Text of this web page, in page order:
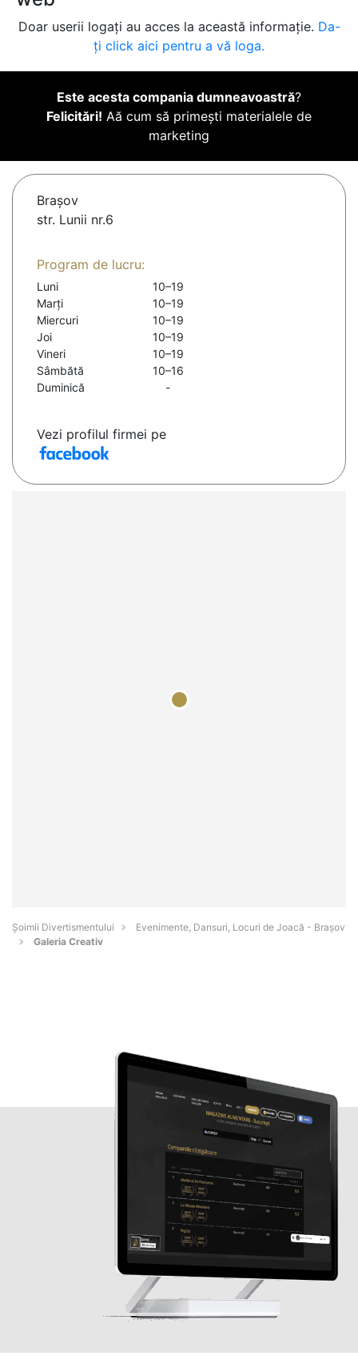
Doar userii logați au acces la această informație. Da-
ți click aici pentru a vă loga.
Este acesta compania dumneavoastră?
Felicitări! Aă cum să primești materialele de
marketing
Braşov
str. Lunii nr.6
Program de lucru:
Luni
10–19
Marți
10–19
Miercuri
10–19
Joi
10–19
Vineri
10–19
Sâmbătă
10–16
Duminică
-
Vezi profilul firmei pe
Şoimii Divertismentului
Evenimente, Dansuri, Locuri de Joacă - Braşov
Galeria Creativ